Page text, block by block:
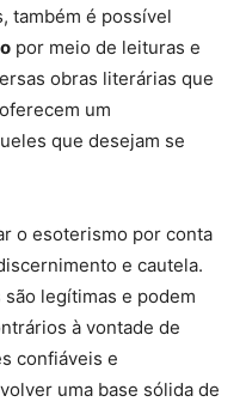
também é possível
por meio de leituras e
obras literárias que
um
que desejam se
o esoterismo por conta
e cautela.
legítimas e podem
à vontade de
confiáveis e
uma base sólida de